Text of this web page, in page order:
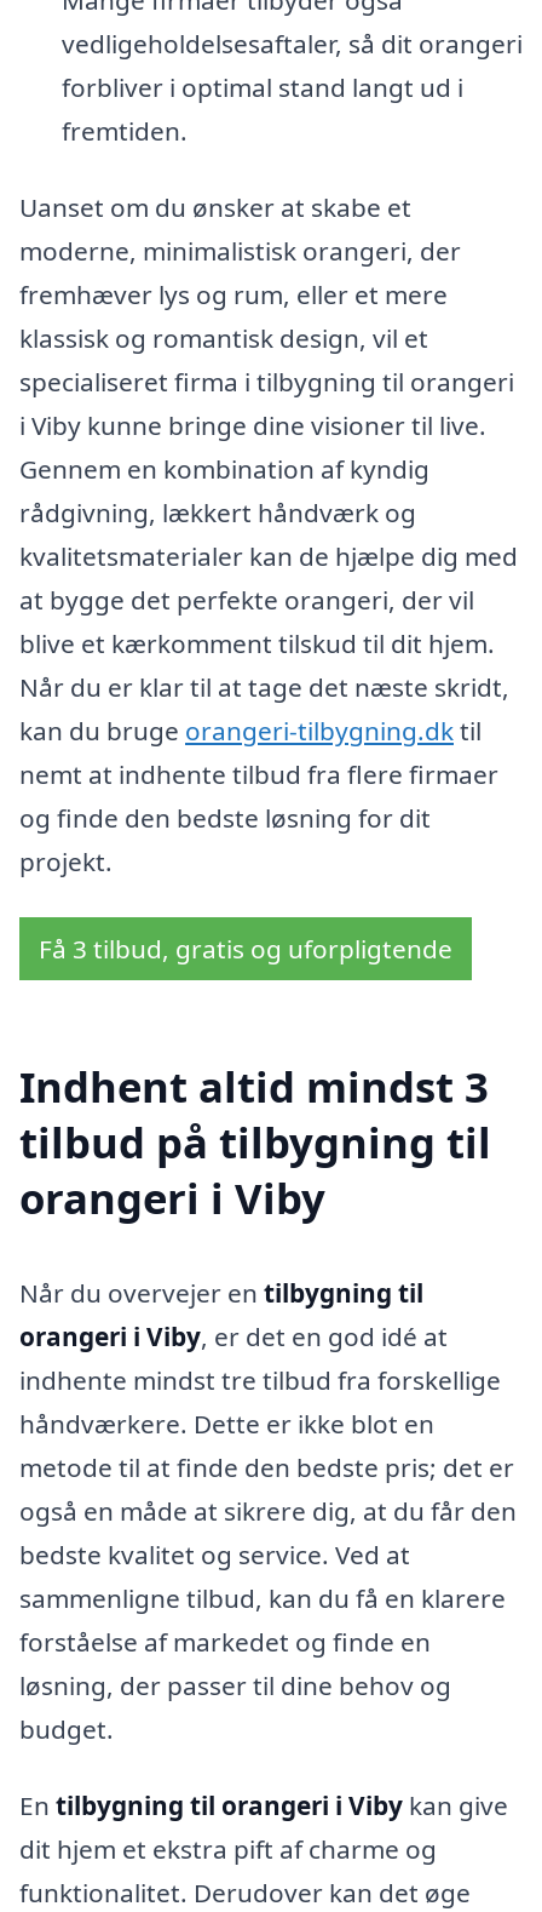
vedligeholdelsesaftaler, så dit orangeri
forbliver i optimal stand langt ud i
fremtiden.
Uanset om du ønsker at skabe et
moderne, minimalistisk orangeri, der
fremhæver lys og rum, eller et mere
klassisk og romantisk design, vil et
specialiseret firma i tilbygning til orangeri
i Viby kunne bringe dine visioner til live.
Gennem en kombination af kyndig
rådgivning, lækkert håndværk og
kvalitetsmaterialer kan de hjælpe dig med
at bygge det perfekte orangeri, der vil
blive et kærkomment tilskud til dit hjem.
Når du er klar til at tage det næste skridt,
kan du bruge orangeri-tilbygning.dktil
nemt at indhente tilbud fra flere firmaer
og finde den bedste løsning for dit
projekt.
Få 3 tilbud, gratis og uforpligtende
Indhent altid mindst 3
tilbud på tilbygning til
orangeri i Viby
Når du overvejer en tilbygning til
orangeri i Viby, er det en god idé at
indhente mindst tre tilbud fra forskellige
håndværkere. Dette er ikke blot en
metode til at finde den bedste pris; det er
også en måde at sikrere dig, at du får den
bedste kvalitet og service. Ved at
sammenligne tilbud, kan du få en klarere
forståelse af markedet og finde en
løsning, der passer til dine behov og
budget.
En tilbygning til orangeri i Viby kan give
dit hjem et ekstra pift af charme og
funktionalitet. Derudover kan det øge